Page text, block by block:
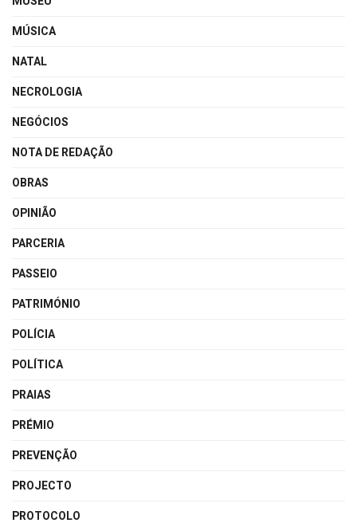
MÚSICA
NATAL
NECROLOGIA
NEGÓCIOS
NOTA DE REDAÇÃO
OBRAS
OPINIÃO
PARCERIA
PASSEIO
PATRIMÓNIO
POLÍCIA
POLÍTICA
PRAIAS
PRÉMIO
PREVENÇÃO
PROJECTO
PROTOCOLO